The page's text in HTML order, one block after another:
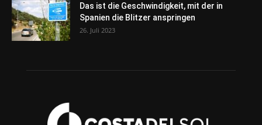
Das ist die Geschwindigkeit, mit der in
Spanien die Blitzer anspringen
26. Juli 2023